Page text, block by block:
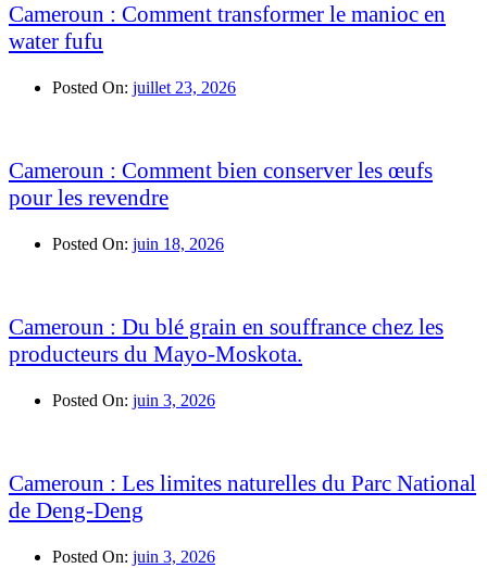
Cameroun : Comment transformer le manioc en
water fufu
Posted On: juillet 23, 2026
Cameroun : Comment bien conserver les œufs
pour les revendre
Posted On: juin 18, 2026
Cameroun : Du blé grain en souffrance chez les
producteurs du Mayo-Moskota.
Posted On: juin 3, 2026
Cameroun : Les limites naturelles du Parc National
de Deng-Deng
Posted On: juin 3, 2026